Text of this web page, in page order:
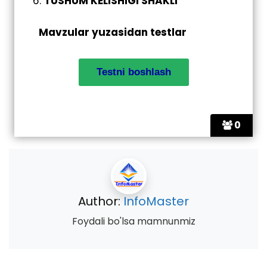
0
Mavzular yuzasidan testlar
Author: InfoMaster
Foydali bo'lsa mamnunmiz